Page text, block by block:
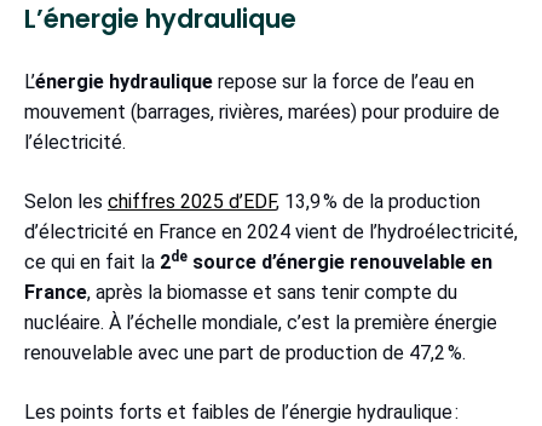
L’énergie hydraulique
L’énergie hydraulique repose sur la force de l’eau en
mouvement (barrages, rivières, marées) pour produire de
l’électricité.
Selon les chiffres 2025 d’EDF, 13,9 % de la production
d’électricité en France en 2024 vient de l’hydroélectricité,
ce qui en fait la 2de source d’énergie renouvelable en
France, après la biomasse et sans tenir compte du
nucléaire. À l’échelle mondiale, c’est la première énergie
renouvelable avec une part de production de 47,2 %.
Les points forts et faibles de l’énergie hydraulique :